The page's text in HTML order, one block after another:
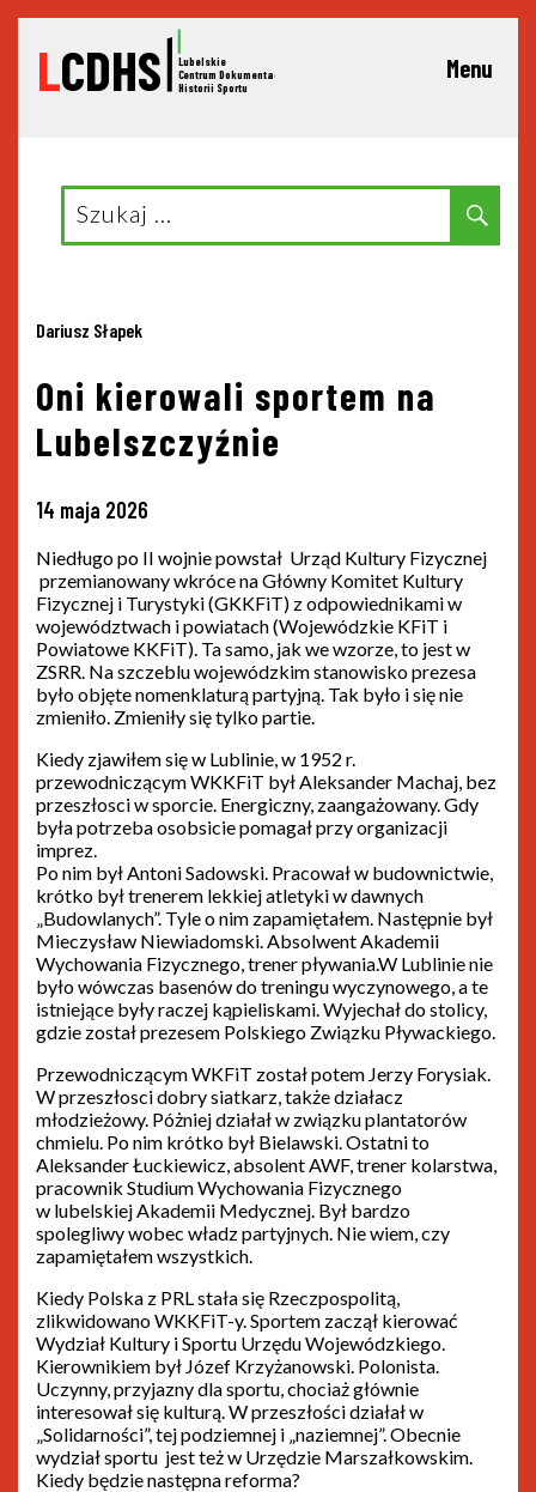
LCDHS Lubelskie
Centrum Dokumentacji
Historii Sportu
Menu
Search
for:
Dariusz Słapek
Oni kierowali sportem na
Lubelszczyźnie
14 maja 2026
Niedługo po II wojnie powstał Urząd Kultury Fizycznej
przemianowany wkróce na Główny Komitet Kultury
Fizycznej i Turystyki (GKKFiT) z odpowiednikami w
województwach i powiatach (Wojewódzkie KFiT i
Powiatowe KKFiT). Ta samo, jak we wzorze, to jest w
ZSRR. Na szczeblu wojewódzkim stanowisko prezesa
było objęte nomenklaturą partyjną. Tak było i się nie
zmieniło. Zmieniły się tylko partie.
Kiedy zjawiłem się w Lublinie, w 1952 r.
przewodniczącym WKKFiT był Aleksander Machaj, bez
przeszłosci w sporcie. Energiczny, zaangażowany. Gdy
była potrzeba osobsicie pomagał przy organizacji
imprez.
Po nim był Antoni Sadowski. Pracował w budownictwie,
krótko był trenerem lekkiej atletyki w dawnych
„Budowlanych”. Tyle o nim zapamiętałem. Następnie był
Mieczysław Niewiadomski. Absolwent Akademii
Wychowania Fizycznego, trener pływania.W Lublinie nie
było wówczas basenów do treningu wyczynowego, a te
istniejące były raczej kąpieliskami. Wyjechał do stolicy,
gdzie został prezesem Polskiego Związku Pływackiego.
Przewodniczącym WKFiT został potem Jerzy Forysiak.
W przeszłosci dobry siatkarz, także działacz
młodzieżowy. Póżniej działał w związku plantatorów
chmielu. Po nim krótko był Bielawski. Ostatni to
Aleksander Łuckiewicz, absolent AWF, trener kolarstwa,
pracownik Studium Wychowania Fizycznego
w lubelskiej Akademii Medycznej. Był bardzo
spolegliwy wobec władz partyjnych. Nie wiem, czy
zapamiętałem wszystkich.
Kiedy Polska z PRL stała się Rzeczpospolitą,
zlikwidowano WKKFiT-y. Sportem zaczął kierować
Wydział Kultury i Sportu Urzędu Wojewódzkiego.
Kierownikiem był Józef Krzyżanowski. Polonista.
Uczynny, przyjazny dla sportu, chociaż głównie
interesował się kulturą. W przeszłości działał w
„Solidarności”, tej podziemnej i „naziemnej”. Obecnie
wydział sportu jest też w Urzędzie Marszałkowskim.
Kiedy będzie następna reforma?